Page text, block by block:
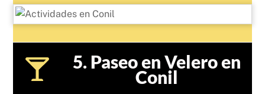
5. Paseo en Velero en
Conil